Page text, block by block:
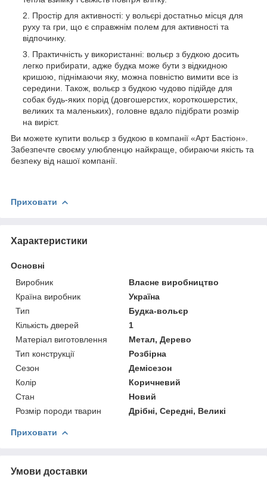
Простір для активності: у вольєрі достатньо місця для
руху та гри, що є справжнім полем для активності та
відпочинку.
Практичність у використанні: вольєр з будкою досить
легко прибирати, адже будка може бути з відкидною
кришою, піднімаючи яку, можна повністю вимити все із
середини. Також, вольєр з будкою чудово підійде для
собак будь-яких порід (довгошерстих, короткошерстих,
великих та маленьких), головне вдало підібрати розмір
на виріст.
Ви можете купити вольєр з будкою в компанії «Арт Бастіон».
Забезпечте своєму улюбленцю найкраще, обираючи якість та
безпеку від нашої компанії.
Приховати
Характеристики
Основні
Виробник
Власне виробництво
Країна виробник
Україна
Тип
Будка-вольєр
Кількість дверей
1
Матеріал виготовлення
Метал, Дерево
Тип конструкції
Розбірна
Сезон
Демісезон
Колір
Коричневий
Стан
Новий
Розмір породи тварин
Дрібні, Середні, Великі
Приховати
Умови доставки